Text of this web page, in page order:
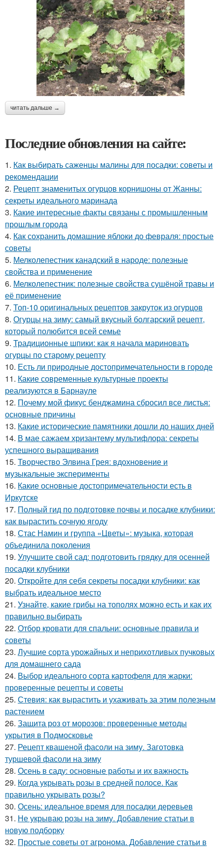
читать дальше →
Последние обновления на сайте:
1. Как выбирать саженцы малины для посадки: советы и
рекомендации
2. Рецепт знаменитых огурцов корнишоны от Жанны:
секреты идеального маринада
3. Какие интересные факты связаны с промышленным
прошлым города
4. Как сохранить домашние яблоки до февраля: простые
советы
5. Мелколепестник канадский в народе: полезные
свойства и применение
6. Мелколепестник: полезные свойства сушёной травы и
её применение
7. Топ-10 оригинальных рецептов закруток из огурцов
8. Огурцы на зиму: самый вкусный болгарский рецепт,
который полюбится всей семье
9. Традиционные шпики: как я начала мариновать
огурцы по старому рецепту
10. Есть ли природные достопримечательности в городе
11. Какие современные культурные проекты
реализуются в Барнауле
12. Почему мой фикус бенджамина сбросил все листья:
основные причины
13. Какие исторические памятники дошли до наших дней
14. В мае сажаем хризантему мультифлора: секреты
успешного выращивания
15. Творчество Элвина Грея: вдохновение и
музыкальные эксперименты
16. Какие основные достопримечательности есть в
Иркутске
17. Полный гид по подготовке почвы и посадке клубники:
как вырастить сочную ягоду
18. Стас Намин и группа «Цветы»: музыка, которая
объединила поколения
19. Улучшите свой сад: подготовить грядку для осенней
посадки клубники
20. Откройте для себя секреты посадки клубники: как
выбрать идеальное место
21. Узнайте, какие грибы на тополях можно есть и как их
правильно выбирать
22. Отбор кровати для спальни: основные правила и
советы
23. Лучшие сорта урожайных и неприхотливых пучковых
для домашнего сада
24. Выбор идеального сорта картофеля для жарки:
проверенные рецепты и советы
25. Стевия: как вырастить и ухаживать за этим полезным
растением
26. Защита роз от морозов: проверенные методы
укрытия в Подмосковье
27. Рецепт квашеной фасоли на зиму. Заготовка
туршевой фасоли на зиму
28. Осень в саду: основные работы и их важность
29. Когда укрывать розы в средней полосе. Как
правильно укрывать розы?
30. Осень: идеальное время для посадки деревьев
31. Не укрываю розы на зиму. Добавление статьи в
новую подборку
32. Простые советы от агронома. Добавление статьи в